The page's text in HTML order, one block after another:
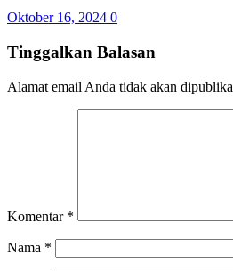
Oktober 16, 2024 0
Tinggalkan Balasan
Alamat email Anda tidak akan
Komentar *
Nama *